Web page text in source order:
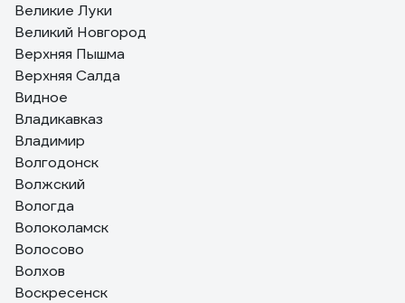
Великие Луки
Великий Новгород
Верхняя Пышма
Верхняя Салда
Видное
Владикавказ
Владимир
Волгодонск
Волжский
Вологда
Волоколамск
Волосово
Волхов
Воскресенск